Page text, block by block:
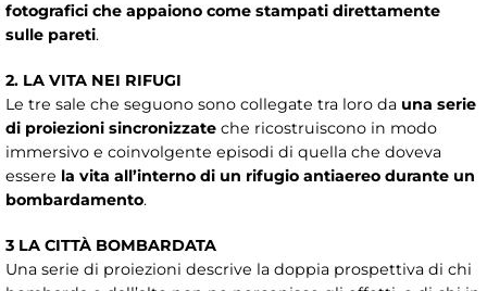
fotografici che appaiono come stampati direttamente
sulle pareti.
2. LA VITA NEI RIFUGI
Le tre sale che seguono sono collegate tra loro da una serie
di proiezioni sincronizzate che ricostruiscono in modo
immersivo e coinvolgente episodi di quella che doveva
essere la vita all’interno di un rifugio antiaereo durante un
bombardamento.
3 LA CITTÀ BOMBARDATA
Una serie di proiezioni descrive la doppia prospettiva di chi